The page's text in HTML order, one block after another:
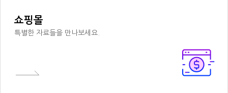
쇼핑몰
특별한 자료들을 만나보세요.